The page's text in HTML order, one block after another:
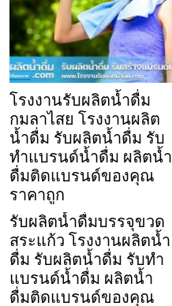
โรงงานรับผลิตน้ำดื่ม
กมลาไสย โรงงานผลิต
น้ำดื่ม รับผลิตน้ำดื่ม รับ
ทำแบรนด์น้ำดื่ม ผลิตน้ำ
ดื่มติดแบรนด์ของคุณ
ราคาถูก
รับผลิตน้ำดื่มบรรจุขวด
สระแก้ว โรงงานผลิตน้ำ
ดื่ม รับผลิตน้ำดื่ม รับทำ
แบรนด์น้ำดื่ม ผลิตน้ำ
ดื่มติดแบรนด์ของคุณ